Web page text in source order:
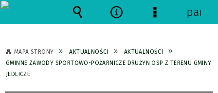
MAPA STRONY AKTUALNOŚCI
AKTUALNOŚCI
GMINNE ZAWODY SPORTOWO-POŻARNICZE DRUŻYN OSP Z TERENU GMINY
JEDLICZE
Wyszukiwarka
NarzędziaMenu
panel